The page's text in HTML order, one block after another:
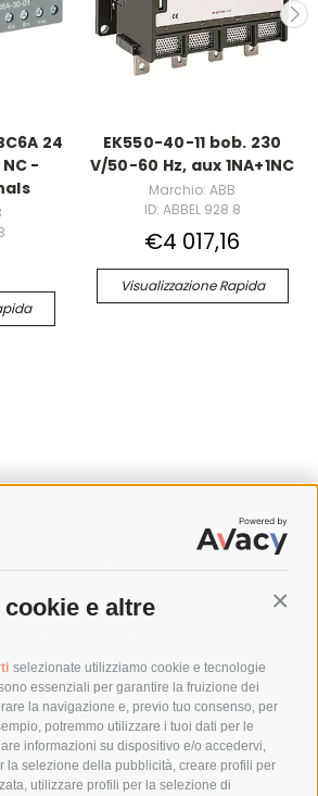
e altre
selezionate utilizziamo cookie e tecnologie
essenziali per garantire la fruizione dei
la navigazione e, previo tuo consenso, per
potremmo utilizzare i tuoi dati per le
informazioni su dispositivo e/o accedervi,
la selezione della pubblicità, creare profili per
utilizzare profili per la selezione di
24
-
EK550-40-11 bob. 230
V/50-60 Hz, aux 1NA+1NC
Marchio: ABB
ID: ABBEL 928 8
€4 017,16
Visualizzazione Rapida
SPEDIZIONI
COSTI DI SPEDIZIONE
POLITICA DI RESO
POLICY
PRIVACY POLICY